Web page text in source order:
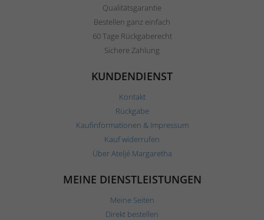
Qualitätsgarantie
Bestellen ganz einfach
60 Tage Rückgaberecht
Sichere Zahlung
KUNDENDIENST
Kontakt
Rückgabe
Kaufinformationen & Impressum
Kauf widerrufen
Über Ateljé Margaretha
MEINE DIENSTLEISTUNGEN
Meine Seiten
Direkt bestellen